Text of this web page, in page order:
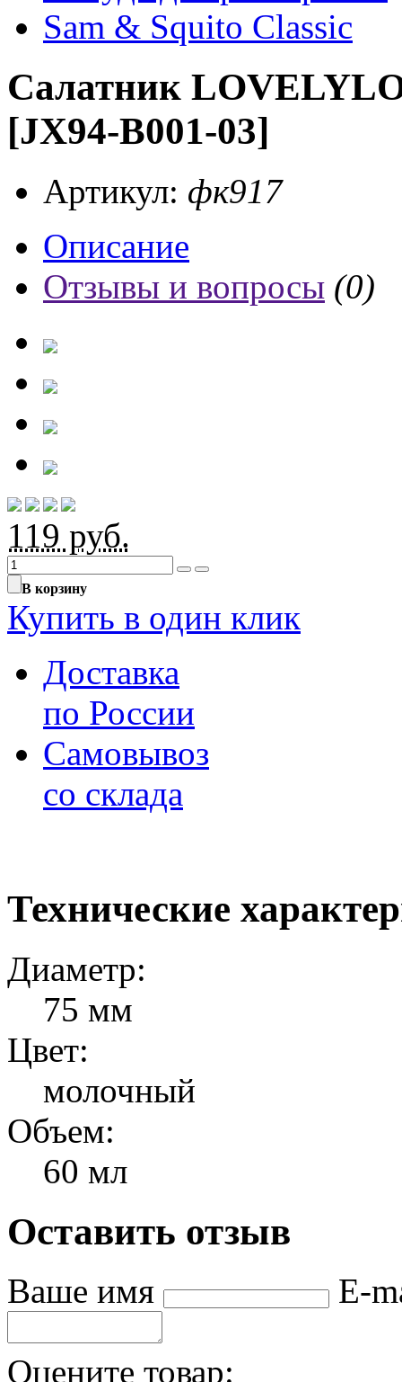
Sam & Squito Classic
Салатник
[JX94-В001-03]
Артикул: фк917
Описание
Отзывы и вопросы (0)
119 руб.
В корзину
Купить в один клик
Доставка
по России
Самовывоз
со склада
Технические
Диаметр:
75 мм
Цвет:
молочный
Объем:
60 мл
Оставить отзыв
Ваше имя E-
Оцените товар: